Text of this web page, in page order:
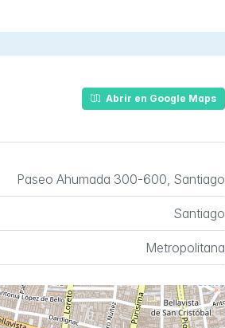
Abrir en Google Maps
Paseo Ahumada 300-600, Santiago
Santiago
Metropolitana